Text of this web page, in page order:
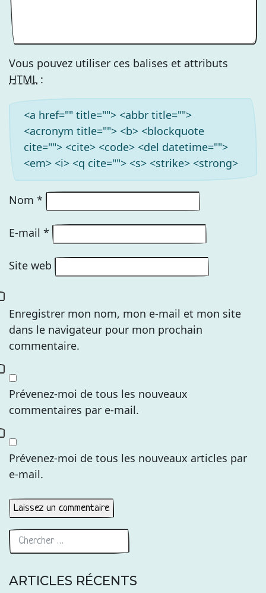
Vous pouvez utiliser ces balises et attributs
HTML :
<a href="" title=""> <abbr title="">
<acronym title=""> <b> <blockquote
cite=""> <cite> <code> <del datetime="">
<em> <i> <q cite=""> <s> <strike> <strong>
Nom *
E-mail *
Site web
Enregistrer mon nom, mon e-mail et mon site
dans le navigateur pour mon prochain
commentaire.
Prévenez-moi de tous les nouveaux
commentaires par e-mail.
Prévenez-moi de tous les nouveaux articles par
e-mail.
ARTICLES RÉCENTS